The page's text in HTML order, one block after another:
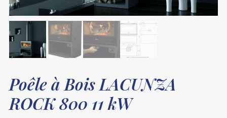
Poêle à Bois LACUNZA
ROCK 800 11 kW